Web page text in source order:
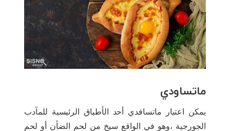
ماتساودي
يمكن اعتبار ماتسافدي أحد الأطباق الرئيسية للمآدب
الجورجية ،وهو في الواقع سيخ من لحم الضأن أو لحم